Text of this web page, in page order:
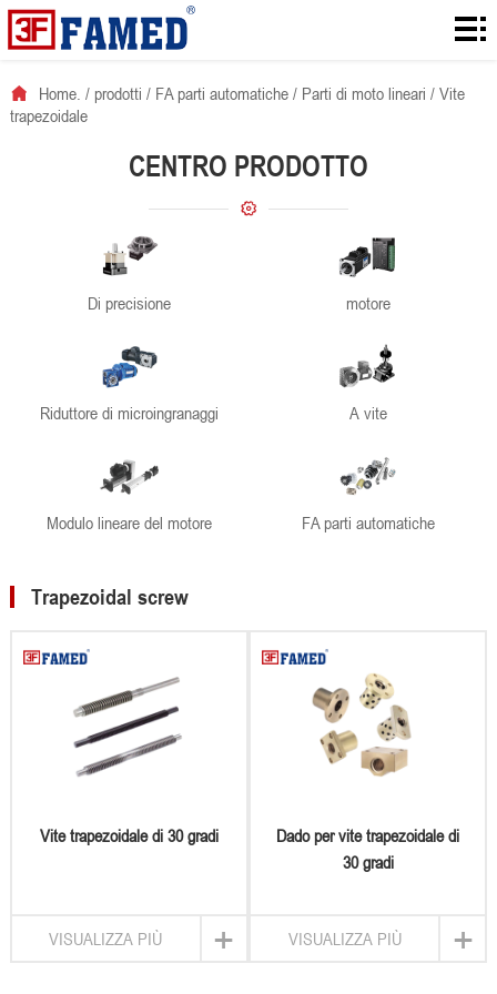
Home.
scaricamenti
Home. / prodotti / FA parti automatiche/ Parti di moto lineari / Vite
trapezoidale
CENTRO PRODOTTO
Di precisione motore
Riduttore di microingranaggi A vite
Modulo lineare del motore FA parti automatiche
Trapezoidal screw
Vite trapezoidale di 30 gradi
+
VISUALIZZA PIÙ
Dado per vite trapezoidale di
30 gradi
+
VISUALIZZA PIÙ